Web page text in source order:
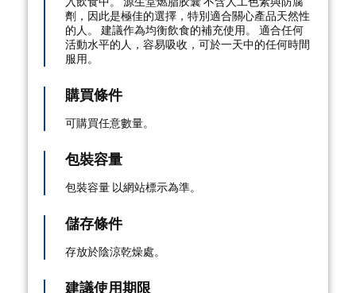
劑，因此是極佳的選擇，特別適合關心產品天然性
的人。 建議作為均衡飲食的補充使用。 適合任何
活動水平的人，容易吸收，可於一天中的任何時間
服用。
購買條件
可購買任意數量。
包裝容量
包裝容量 以網站標示為準。
儲存條件
存放於陰涼乾燥處。
建議使用期限